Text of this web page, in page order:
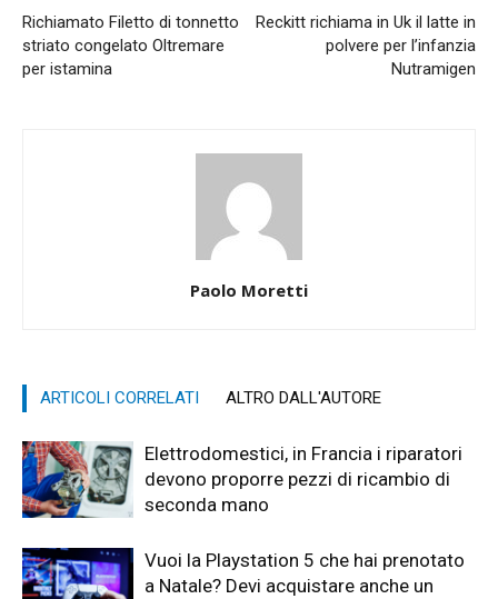
Richiamato Filetto di tonnetto
striato congelato Oltremare
per istamina
Reckitt richiama in Uk il latte in
polvere per l’infanzia
Nutramigen
Paolo Moretti
ARTICOLI CORRELATI ALTRO DALL'AUTORE
Elettrodomestici, in Francia i riparatori
devono proporre pezzi di ricambio di
seconda mano
Vuoi la Playstation 5 che hai prenotato
a Natale? Devi acquistare anche un